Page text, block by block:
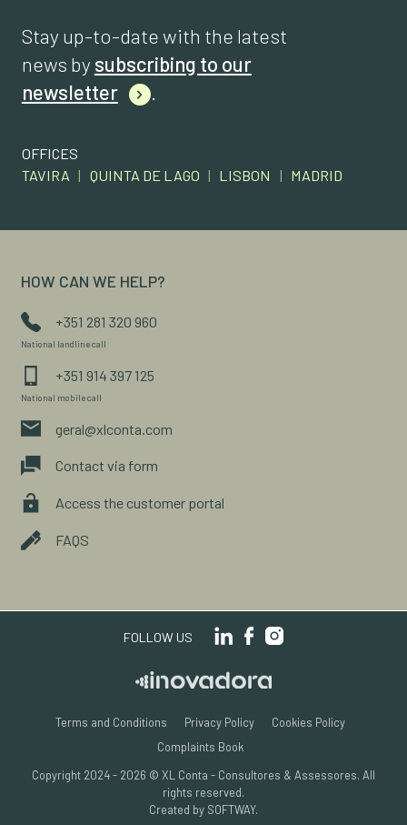
Stay up-to-date with the latest
news bysubscribing to our
newsletter
.
OFFICES
TAVIRA | QUINTA DE LAGO | LISBON | MADRID
HOW CAN WE HELP?
+351 281 320 960
National landline call
+351 914 397 125
National mobile call
geral@xlconta.com
Contact via form
Access the customer portal
FAQS
FOLLOW US
Terms and Conditions Privacy Policy
Cookies Policy
Complaints Book
Copyright 2024 - 2026 © XL Conta - Consultores & Assessores. All
rights reserved.
Created by SOFTWAY.